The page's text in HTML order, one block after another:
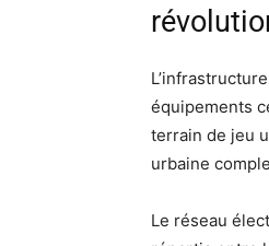
équipements
terrain de jeu
urbaine
Le réseau